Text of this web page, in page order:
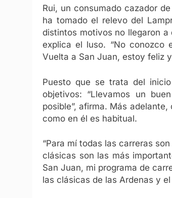
Rui, un consumado cazador
ha tomado el relevo del
distintos motivos no llegaron a
explica el luso. “No conozco
Vuelta a San Juan, estoy feliz
Puesto que se trata del
objetivos: “Llevamos un
posible”, afirma. Más
como en él es habitual.
“Para mí todas las carreras
clásicas son las más
San Juan, mi programa de
las clásicas de las Ardenas y el